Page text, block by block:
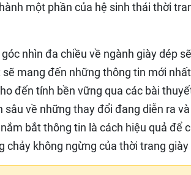
một phần của hệ sinh thái thời
nhìn đa chiều về ngành giày dép sẽ
mang đến những thông tin mới
đến tính bền vững qua các bài
về những thay đổi đang diễn ra và
bắt thông tin là cách hiệu quả để
chảy không ngừng của thời trang giày